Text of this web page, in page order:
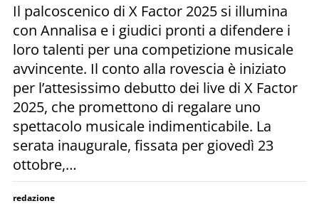
Il palcoscenico di X Factor 2025 si illumina
con Annalisa e i giudici pronti a difendere i
loro talenti per una competizione musicale
avvincente. Il conto alla rovescia è iniziato
per l’attesissimo debutto dei live di X Factor
2025, che promettono di regalare uno
spettacolo musicale indimenticabile. La
serata inaugurale, fissata per giovedì 23
ottobre,…
redazione